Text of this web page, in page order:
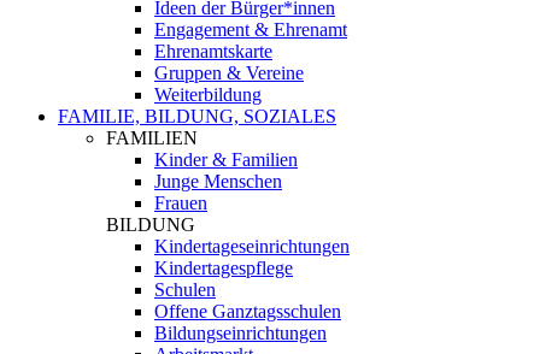
Ideen der Bürger*innen
Engagement & Ehrenamt
Ehrenamtskarte
Gruppen & Vereine
Weiterbildung
FAMILIE, BILDUNG, SOZIALES
FAMILIEN
Kinder & Familien
Junge Menschen
Frauen
BILDUNG
Kindertageseinrichtungen
Kindertagespflege
Schulen
Offene Ganztagsschulen
Bildungseinrichtungen